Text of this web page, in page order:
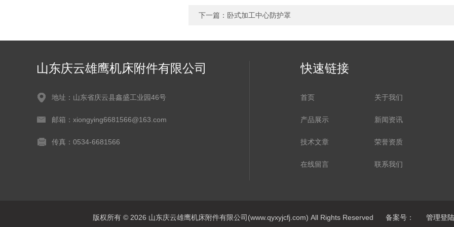
下一篇： 卧式加工中心防护罩
山东庆云雄鹰机床附件有限公司
地址：山东省庆云县鑫盛工业园46号
邮箱：xiongying6681566@163.com
传真：0534-6681566
快速链接
首页 关于我们
产品展示 新闻资讯
技术文章 荣誉资质
在线留言 联系我们
版权所有 © 2026 山东庆云雄鹰机床附件有限公司(www.qyxyjcfj.com) All Rights Reserved 备案号： 管理登陆